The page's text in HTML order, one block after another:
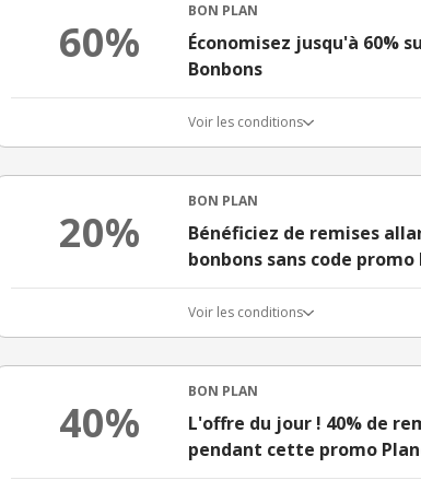
60%
BON PLAN
Économisez jusqu'à 60%
Bonbons
Voir les conditions
20%
BON PLAN
Bénéficiez de remises
bonbons sans code
Voir les conditions
40%
BON PLAN
L'offre du jour ! 40% de
pendant cette promo